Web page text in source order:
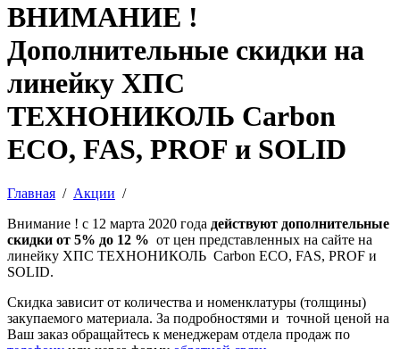
ВНИМАНИЕ !
Дополнительные скидки на
линейку ХПС
ТЕХНОНИКОЛЬ Carbon
ECO, FAS, PROF и SOLID
Главная / Акции /
Внимание ! с 12 марта 2020 года действуют дополнительные
скидки от 5% до 12 % от цен представленных на сайте на
линейку ХПС ТЕХНОНИКОЛЬ Carbon ECO, FAS, PROF и
SOLID.
Скидка зависит от количества и номенклатуры (толщины)
закупаемого материала. За подробностями и точной ценой на
Ваш заказ обращайтесь к менеджерам отдела продаж по